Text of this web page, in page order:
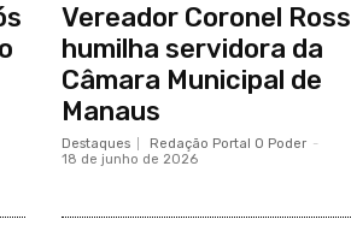
Vereador Coronel
humilha servidora da
Câmara Municipal de
Manaus
Destaques Redação Portal O Poder -
18 de junho de 2026